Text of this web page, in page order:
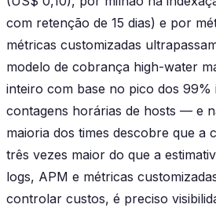
com retenção de 15 dias) e por
métricas customizadas
modelo de cobrança high-water
inteiro com base no pico dos 99%
contagens horárias de hosts — e
maioria dos times descobre que a
três vezes maior do que a
logs, APM e métricas
controlar custos, é preciso